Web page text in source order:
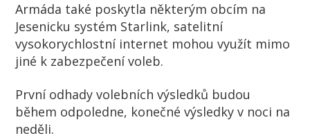
Armáda také poskytla některým obcím na
Jesenicku systém Starlink, satelitní
vysokorychlostní internet mohou využít mimo
jiné k zabezpečení voleb.
První odhady volebních výsledků budou
během odpoledne, konečné výsledky v noci na
neděli.